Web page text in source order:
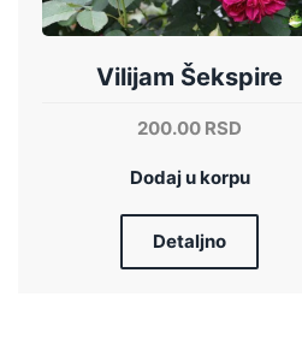
Vilijam Šekspire
200.00 RSD
Dodaj u korpu
Detaljno